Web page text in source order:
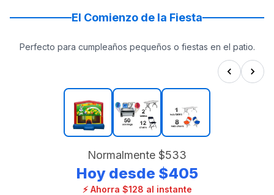
El Comienzo de la Fiesta
Perfecto para cumpleaños pequeños o fiestas en el patio.
Normalmente $533
Hoy desde $405
⚡ Ahorra $128 al instante